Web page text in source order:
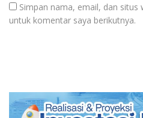
Simpan nama, email, dan situs
untuk komentar saya berikutnya.